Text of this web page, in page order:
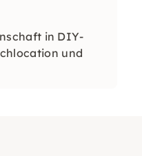
in DIY-
und